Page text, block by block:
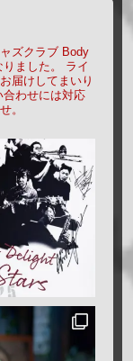
ズクラブ Body
ました。
ライ
届けしてまいり
わせには対応
。